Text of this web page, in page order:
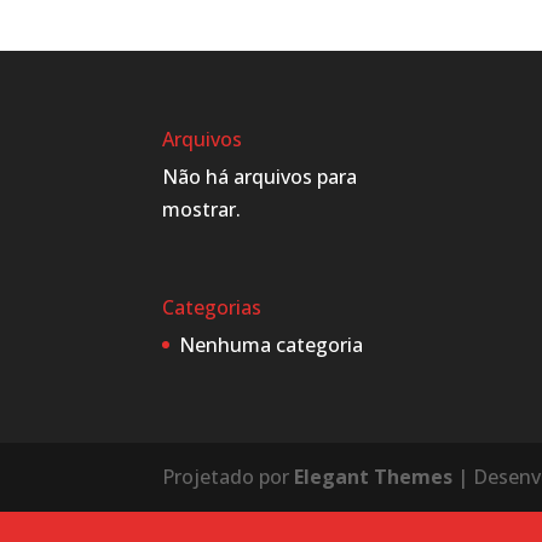
Arquivos
Não há arquivos para
mostrar.
Categorias
Nenhuma categoria
Projetado por Elegant Themes |